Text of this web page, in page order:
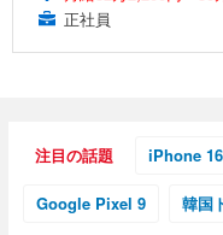
正社員
注目の話題 iPhone 16
Google Pixel 9 韓国